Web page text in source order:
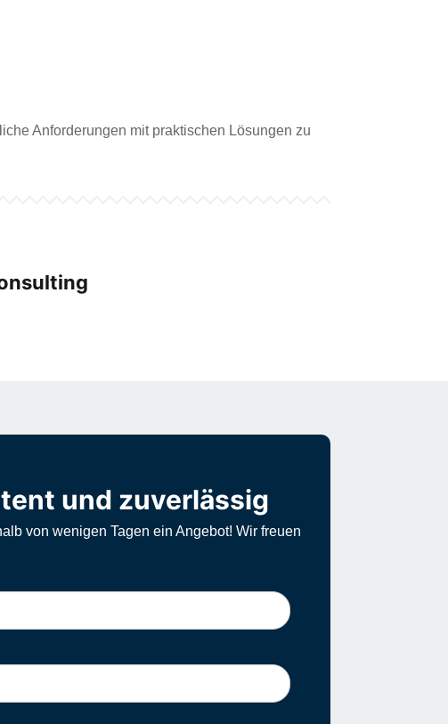
Anforderungen mit praktischen Lösungen zu
und zuverlässig
von wenigen Tagen ein Angebot! Wir freuen